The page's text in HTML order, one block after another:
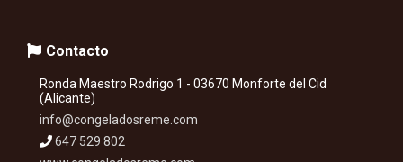
Contacto
Ronda Maestro Rodrigo 1 - 03670 Monforte del Cid
(Alicante)
info@congeladosreme.com
647 529 802